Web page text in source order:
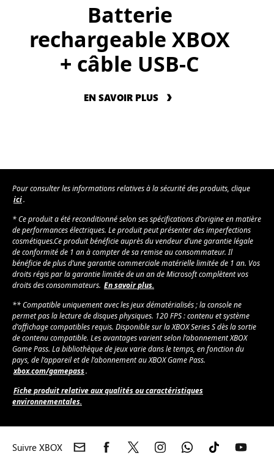
Batterie
rechargeable XBOX
+ câble USB-C
EN SAVOIR PLUS
Pour consulter les informations relatives à la sécurité des produits, clique
ici.
* Ce produit a été reconditionné selon ses spécifications dʼorigine en matière
de performances électriques. Le produit peut présenter des imperfections
cosmétiques.Ce produit bénéficie auprès du vendeur d’une garantie légale
de conformité de 1 an à compter de sa remise au consommateur.​ Il
bénéficie de plus d’une garantie commerciale matérielle limitée de 1 an. Vos
droits régis par la garantie limitée de un an de Microsoft complètent vos
droits des consommateurs. En savoir plus.
** Compatible uniquement avec les jeux dématérialisés ; la console ne
permet pas la lecture de disques physiques. 120 FPS : contenu et système
d’affichage compatibles requis. Disponible sur la XBOX Series S dès la sortie
de contenu compatible. Les avantages varient selon l’abonnement XBOX
Game Pass. La bibliothèque de jeux varie dans le temps, en fonction du
pays, de l’appareil et de l’abonnement au XBOX Game Pass.
xbox.com/gamepass.
Fiche produit relative aux qualités ou caractéristiques
environnementales.
Suivre XBOX